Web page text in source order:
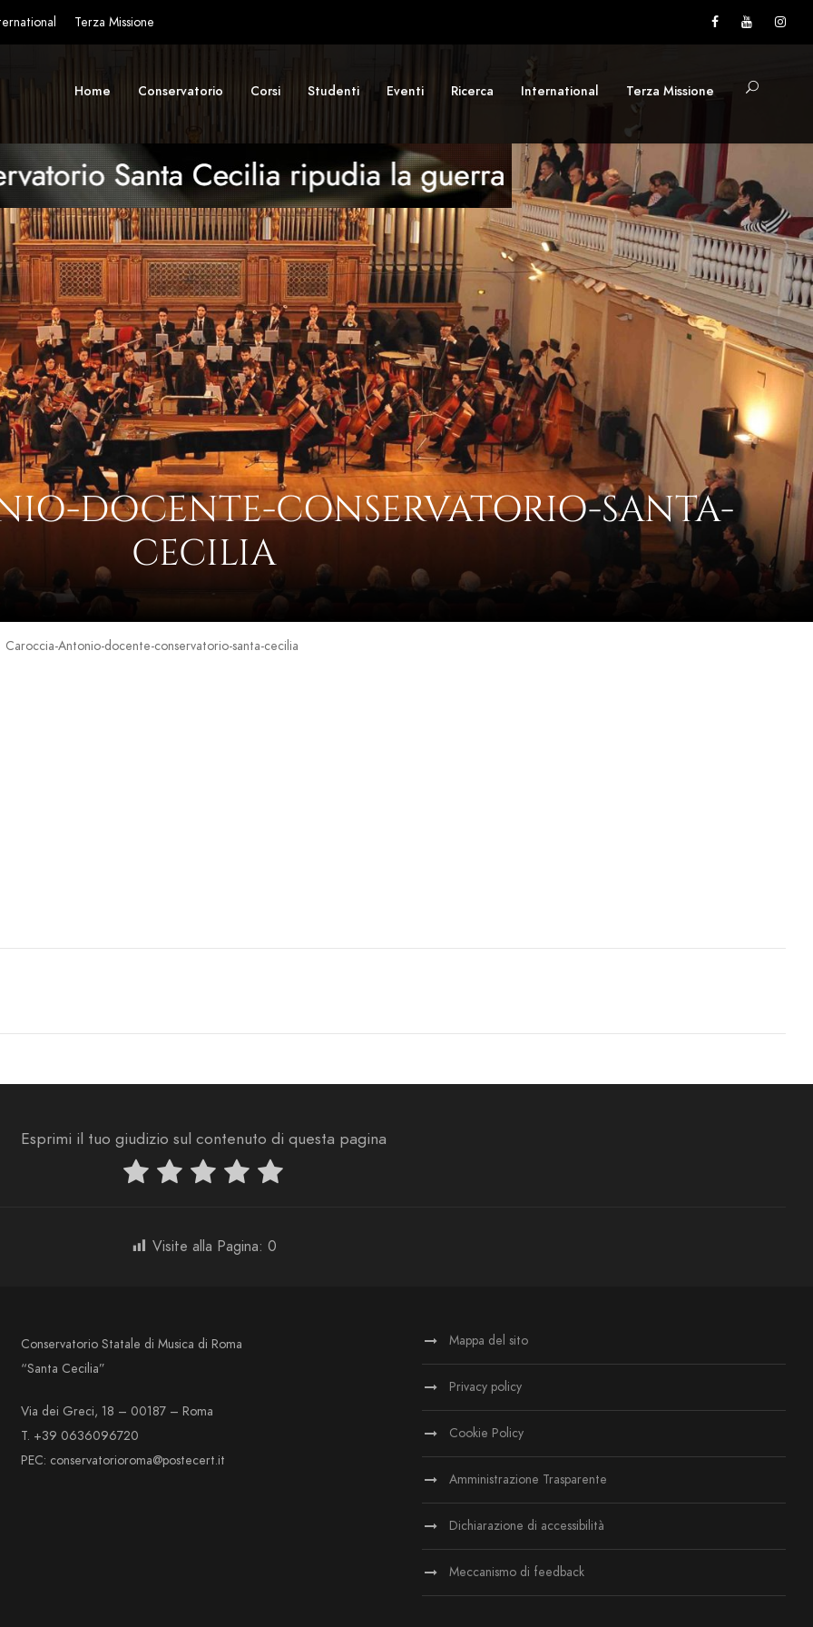
Terza Missione
Home Conservatorio Corsi Studenti Eventi Ricerca International Terza Missione
DOCENTE-CONSERVATORIO-SANTA-
CECILIA
Caroccia-Antonio-docente-conservatorio-santa-cecilia
Esprimi il tuo giudizio sul contenuto di questa pagina
Visite alla Pagina: 0
Conservatorio Statale di Musica di Roma
“Santa Cecilia”
Via dei Greci, 18 – 00187 – Roma
T. +39 0636096720
PEC: conservatorioroma@postecert.it
Mappa del sito
Privacy policy
Cookie Policy
Amministrazione Trasparente
Dichiarazione di accessibilità
Meccanismo di feedback